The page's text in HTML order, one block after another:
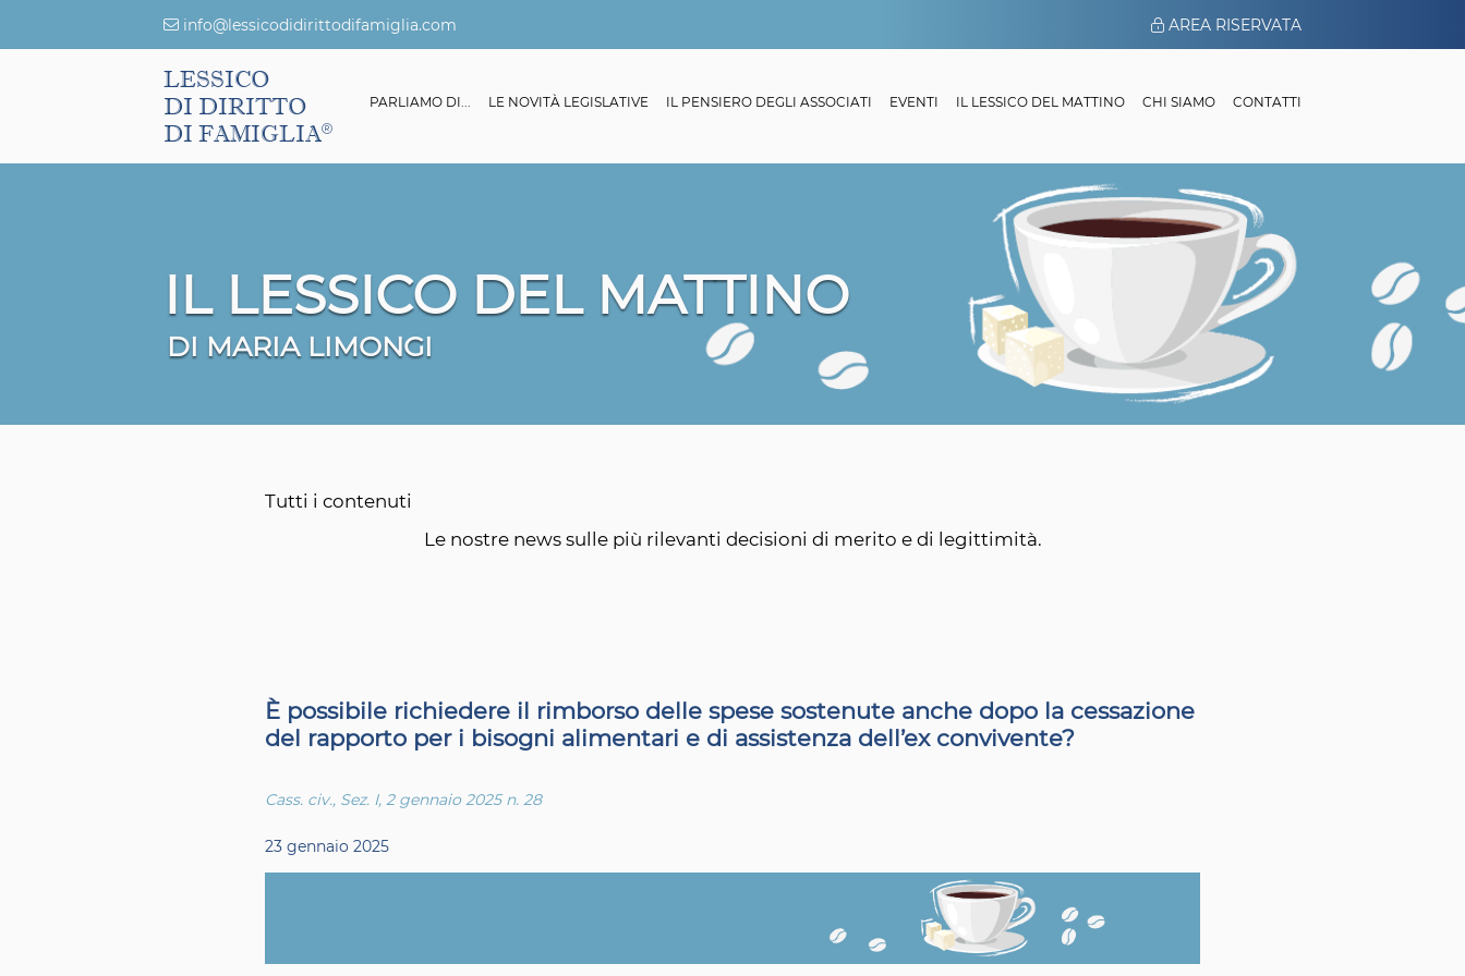
info@lessicodidirittodifamiglia.com AREA RISERVATA
LESSICO
DI DIRITTO
DI FAMIGLIA
DI DIRITTO DI FAMIGLIA GIURISPRUDENZA PARLIAMO DI... LE NOVITÀ LEGISLATIVE IL PENSIERO DEGLI ASSOCIATI EVENTI IL LESSICO DEL MATTINO CHI SIAMO CONTATTI
IL LESSICO DEL MATTINO
DI MARIA LIMONGI
Tutti i contenuti
Le nostre news sulle più rilevanti decisioni di merito e di legittimità.
È possibile richiedere il rimborso delle spese sostenute anche dopo la cessazione
del rapporto per i bisogni alimentari e di assistenza dell’ex convivente?
Cass. civ., Sez. I, 2 gennaio 2025 n. 28
23 gennaio 2025